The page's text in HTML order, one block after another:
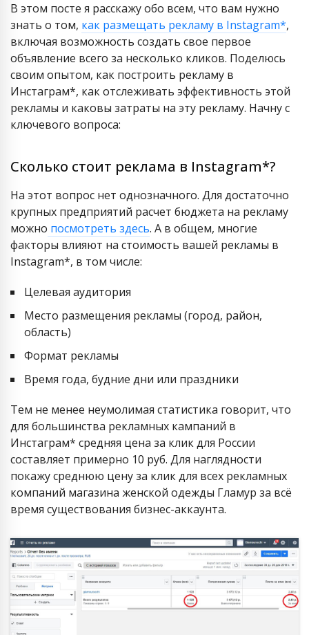
В этом посте я расскажу обо всем, что вам нужно
знать о том, как размещать рекламу в Instagram*,
включая возможность создать свое первое
объявление всего за несколько кликов. Поделюсь
своим опытом, как построить рекламу в
Инстаграм*, как отслеживать эффективность этой
рекламы и каковы затраты на эту рекламу. Начну с
ключевого вопроса:
Сколько стоит реклама в Instagram*?
На этот вопрос нет однозначного. Для достаточно
крупных предприятий расчет бюджета на рекламу
можно посмотреть здесь. А в общем, многие
факторы влияют на стоимость вашей рекламы в
Instagram*, в том числе:
Целевая аудитория
Место размещения рекламы (город, район,
область)
Формат рекламы
Время года, будние дни или праздники
Тем не менее неумолимая статистика говорит, что
для большинства рекламных кампаний в
Инстаграм* средняя цена за клик для России
составляет примерно 10 руб. Для наглядности
покажу среднюю цену за клик для всех рекламных
компаний магазина женской одежды Гламур за всё
время существования бизнес-аккаунта.